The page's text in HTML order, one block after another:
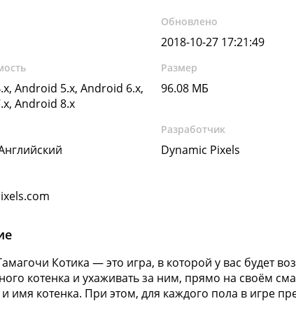
Обновлено
2018-10-27 17:21:49
Android 5.x, Android 6.x,
Android 8.x
Размер
96.08 МБ
Разработчик
Dynamic Pixels
Котика — это игра, в которой у вас будет
котенка и ухаживать за ним, прямо на своём
и имя котенка. При этом, для каждого пола в игре